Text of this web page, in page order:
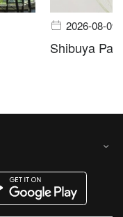
2026-08-09
Shibuya